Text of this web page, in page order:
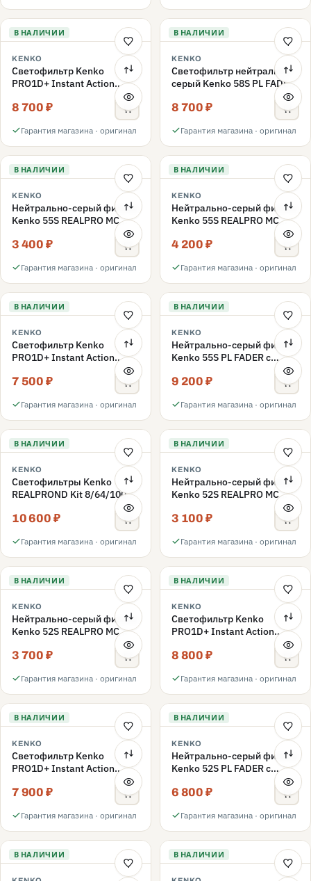
В НАЛИЧИИ
KENKO
Светофильтр Kenko
PRO1D+ Instant Action
Variable NDX3-450+C-PL
переменной плотности
8 700 ₽
Гарантия магазина · оригинал
В НАЛИЧИИ
KENKO
Светофильтр нейтрально-
серый Kenko 58S PL FADER
с переменной плотностью
ND3-ND400 58mm
8 700 ₽
Гарантия магазина · оригинал
В НАЛИЧИИ
KENKO
Нейтрально-серый фильтр
Kenko 55S REALPRO MC
3 400 ₽
Гарантия магазина · оригинал
В НАЛИЧИИ
KENKO
Нейтрально-серый фильтр
Kenko 55S REALPRO MC
4 200 ₽
Гарантия магазина · оригинал
В НАЛИЧИИ
KENKO
Светофильтр Kenko
PRO1D+ Instant Action
Variable NDX3-450+C-PLS
переменной плотности
7 500 ₽
Гарантия магазина · оригинал
В НАЛИЧИИ
KENKO
Нейтрально-серый фильтр
Kenko 55S PL FADER с
переменной плотностью
ND3-ND400 55mm
9 200 ₽
Гарантия магазина · оригинал
В НАЛИЧИИ
KENKO
Светофильтры Kenko
REALPROND Kit 8/64/1000
10 600 ₽
Гарантия магазина · оригинал
В НАЛИЧИИ
KENKO
Нейтрально-серый фильтр
Kenko 52S REALPRO MC
3 100 ₽
Гарантия магазина · оригинал
В НАЛИЧИИ
KENKO
Нейтрально-серый фильтр
Kenko 52S REALPRO MC
3 700 ₽
Гарантия магазина · оригинал
В НАЛИЧИИ
KENKO
Светофильтр Kenko
PRO1D+ Instant Action
Variable NDX3-450+C-PLS
переменной плотности
8 800 ₽
Гарантия магазина · оригинал
В НАЛИЧИИ
KENKO
Светофильтр Kenko
PRO1D+ Instant Action
Variable NDX3-450+C-PL
переменной плотности
7 900 ₽
Гарантия магазина · оригинал
В НАЛИЧИИ
KENKO
Нейтрально-серый фильтр
Kenko 52S PL FADER с
переменной плотностью
ND3-ND400 52mm
6 800 ₽
Гарантия магазина · оригинал
В НАЛИЧИИ В НАЛИЧИИ